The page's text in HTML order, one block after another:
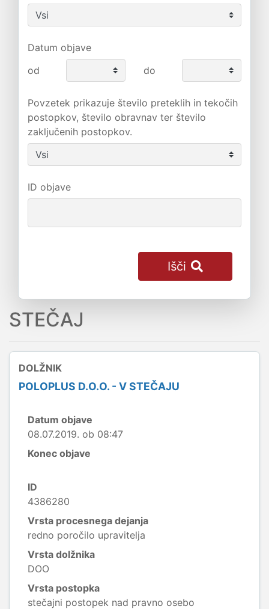
Datum objave
od
do
Povzetek prikazuje število preteklih in tekočih
postopkov, število obravnav ter število
zaključenih postopkov.
ID objave
Išči
STEČAJ
DOLŽNIK
POLOPLUS D.O.O. - V STEČAJU
Datum objave
08.07.2019. ob 08:47
Konec objave
ID
4386280
Vrsta procesnega dejanja
redno poročilo upravitelja
Vrsta dolžnika
DOO
Vrsta postopka
stečajni postopek nad pravno osebo